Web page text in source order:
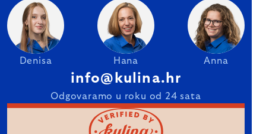
Denisa Hana Anna
info@kulina.hr
Odgovaramo u roku od 24 sata